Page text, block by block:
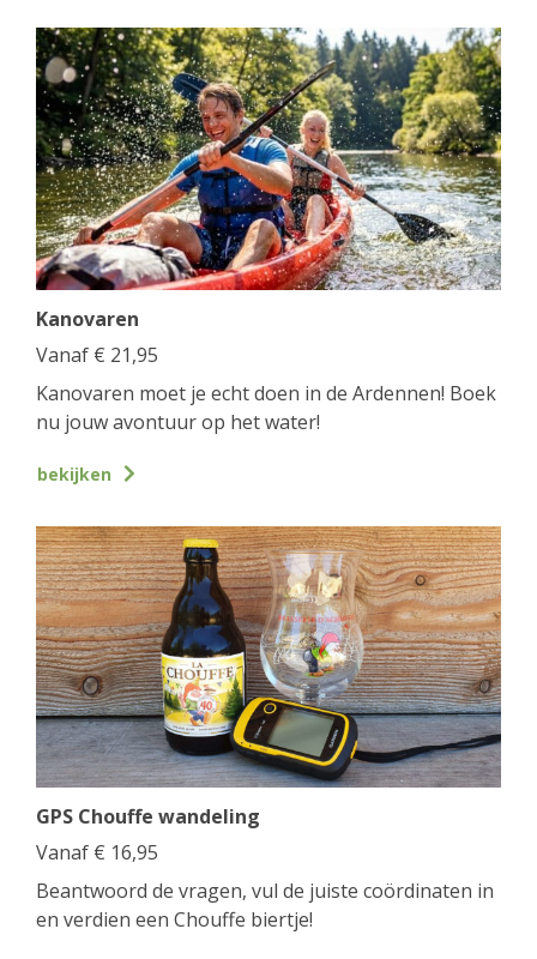
Kanovaren
Vanaf € 21,95
Kanovaren moet je echt doen in de Ardennen! Boek
nu jouw avontuur op het water!
bekijken
GPS Chouffe wandeling
Vanaf € 16,95
Beantwoord de vragen, vul de juiste coördinaten in
en verdien een Chouffe biertje!